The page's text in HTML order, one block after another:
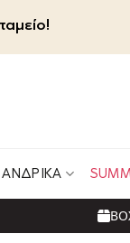
ΑΝΔΡΙΚΆ